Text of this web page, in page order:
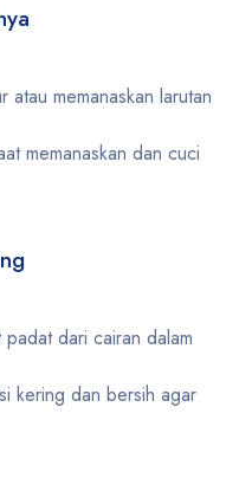
atau memanaskan larutan
memanaskan dan cuci
padat dari cairan dalam
kering dan bersih agar